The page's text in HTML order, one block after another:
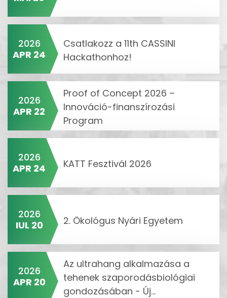
2026
APR 24
Csatlakozz a 11th CASSINI
Hackathonhoz!
2026
APR 22
Proof of Concept 2026 –
Innováció-finanszírozási
Program
2026
APR 24
KATT Fesztivál 2026
2026
IUL 20
2. Ökológus Nyári Egyetem
2026
APR 20
Az ultrahang alkalmazása a
tehenek szaporodásbiológiai
gondozásában - Új...